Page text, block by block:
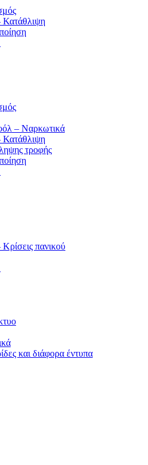
Κατάθλιψη
– Ναρκωτικά
Κατάθλιψη
τροφής
πανικού
και διάφορα έντυπα